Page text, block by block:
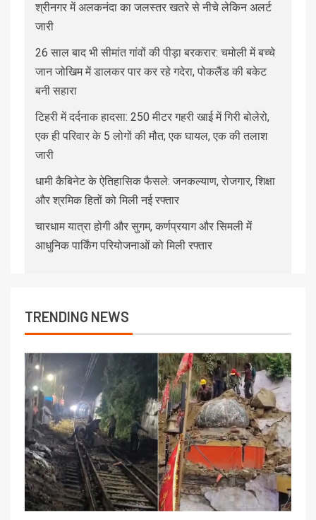
श्रीनगर में अलकनंदा का जलस्तर खतरे से नीचे लेकिन अलर्ट
जारी
26 साल बाद भी सीमांत गांवों की पीड़ा बरकरार: चमोली में बच्चे
जान जोखिम में डालकर पार कर रहे गदेरा, पोकलैंड की बकेट
बनी सहारा
टिहरी में दर्दनाक हादसा: 250 मीटर गहरी खाई में गिरी बोलेरो,
एक ही परिवार के 5 लोगों की मौत; एक घायल, एक की तलाश
जारी
धामी कैबिनेट के ऐतिहासिक फैसले: जनकल्याण, रोजगार, शिक्षा
और श्रमिक हितों को मिली नई रफ्तार
चारधाम यात्रा होगी और सुगम, कर्णप्रयाग और सिमली में
आधुनिक पार्किंग परियोजनाओं को मिली रफ्तार
TRENDING NEWS